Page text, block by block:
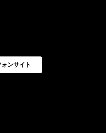
ンサイト